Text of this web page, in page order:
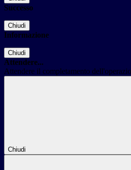
Successo
Chiudi
Informazione
Chiudi
Attendere...
Attendere il completamento
Chiudi